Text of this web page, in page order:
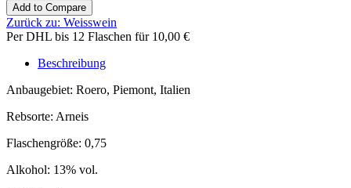
Add to Compare
Zurück zu: Weisswein
Per DHL bis 12 Flaschen für 10,00 €
Beschreibung
Anbaugebiet: Roero, Piemont, Italien
Rebsorte: Arneis
Flaschengröße: 0,75
Alkohol: 13% vol.